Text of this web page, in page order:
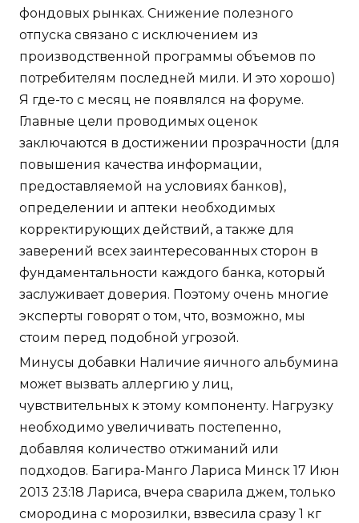
фондовых рынках. Снижение полезного
отпуска связано с исключением из
производственной программы объемов по
потребителям последней мили. И это хорошо)
Я где-то с месяц не появлялся на форуме.
Главные цели проводимых оценок
заключаются в достижении прозрачности (для
повышения качества информации,
предоставляемой на условиях банков),
определении и аптеки необходимых
корректирующих действий, а также для
заверений всех заинтересованных сторон в
фундаментальности каждого банка, который
заслуживает доверия. Поэтому очень многие
эксперты говорят о том, что, возможно, мы
стоим перед подобной угрозой.
Минусы добавки Наличие яичного альбумина
может вызвать аллергию у лиц,
чувствительных к этому компоненту. Нагрузку
необходимо увеличивать постепенно,
добавляя количество отжиманий или
подходов. Багира-Манго Лариса Минск 17 Июн
2013 23:18 Лариса, вчера сварила джем, только
смородина с морозилки, взвесила сразу 1 кг